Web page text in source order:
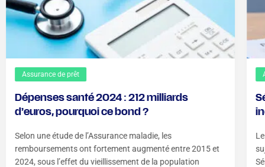
Assurance de prêt
Dépenses santé 2024 : 212 milliards
d’euros, pourquoi ce bond ?
Selon une étude de l’Assurance maladie, les
remboursements ont fortement augmenté entre 2015 et
2024, sous l’effet du vieillissement de la population